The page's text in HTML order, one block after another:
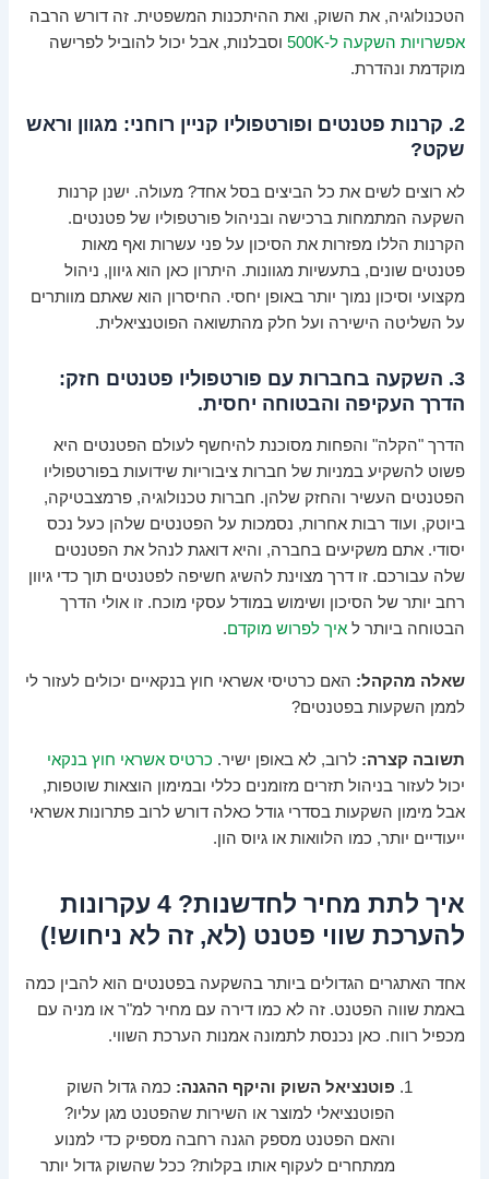
הטכנולוגיה, את השוק, ואת ההיתכנות המשפטית. זה דורש הרבה
אפשרויות השקעה ל-500K
וסבלנות, אבל יכול להוביל לפרישה
מוקדמת ונהדרת.
2. קרנות פטנטים ופורטפוליו קניין רוחני: מגוון וראש
שקט?
לא רוצים לשים את כל הביצים בסל אחד? מעולה. ישנן קרנות
השקעה המתמחות ברכישה ובניהול פורטפוליו של פטנטים.
הקרנות הללו מפזרות את הסיכון על פני עשרות ואף מאות
פטנטים שונים, בתעשיות מגוונות. היתרון כאן הוא גיוון, ניהול
מקצועי וסיכון נמוך יותר באופן יחסי. החיסרון הוא שאתם מוותרים
על השליטה הישירה ועל חלק מהתשואה הפוטנציאלית.
3. השקעה בחברות עם פורטפוליו פטנטים חזק:
הדרך העקיפה והבטוחה יחסית.
הדרך "הקלה" והפחות מסוכנת להיחשף לעולם הפטנטים היא
פשוט להשקיע במניות של חברות ציבוריות שידועות בפורטפוליו
הפטנטים העשיר והחזק שלהן. חברות טכנולוגיה, פרמצבטיקה,
ביוטק, ועוד רבות אחרות, נסמכות על הפטנטים שלהן כעל נכס
יסודי. אתם משקיעים בחברה, והיא דואגת לנהל את הפטנטים
שלה עבורכם. זו דרך מצוינת להשיג חשיפה לפטנטים תוך כדי גיוון
רחב יותר של הסיכון ושימוש במודל עסקי מוכח. זו אולי הדרך
הבטוחה ביותר לאיך לפרוש מוקדם.
שאלה מהקהל: האם כרטיסי אשראי חוץ בנקאיים יכולים לעזור לי
לממן השקעות בפטנטים?
תשובה קצרה: לרוב, לא באופן ישיר. כרטיס אשראי חוץ בנקאי
יכול לעזור בניהול תזרים מזומנים כללי ובמימון הוצאות שוטפות,
אבל מימון השקעות בסדרי גודל כאלה דורש לרוב פתרונות אשראי
ייעודיים יותר, כמו הלוואות או גיוס הון.
איך לתת מחיר לחדשנות? 4 עקרונות
להערכת שווי פטנט (לא, זה לא ניחוש!)
אחד האתגרים הגדולים ביותר בהשקעה בפטנטים הוא להבין כמה
באמת שווה הפטנט. זה לא כמו דירה עם מחיר למ"ר או מניה עם
מכפיל רווח. כאן נכנסת לתמונה אמנות הערכת השווי.
פוטנציאל השוק והיקף ההגנה: כמה גדול השוק
הפוטנציאלי למוצר או השירות שהפטנט מגן עליו?
והאם הפטנט מספק הגנה רחבה מספיק כדי למנוע
ממתחרים לעקוף אותו בקלות? ככל שהשוק גדול יותר